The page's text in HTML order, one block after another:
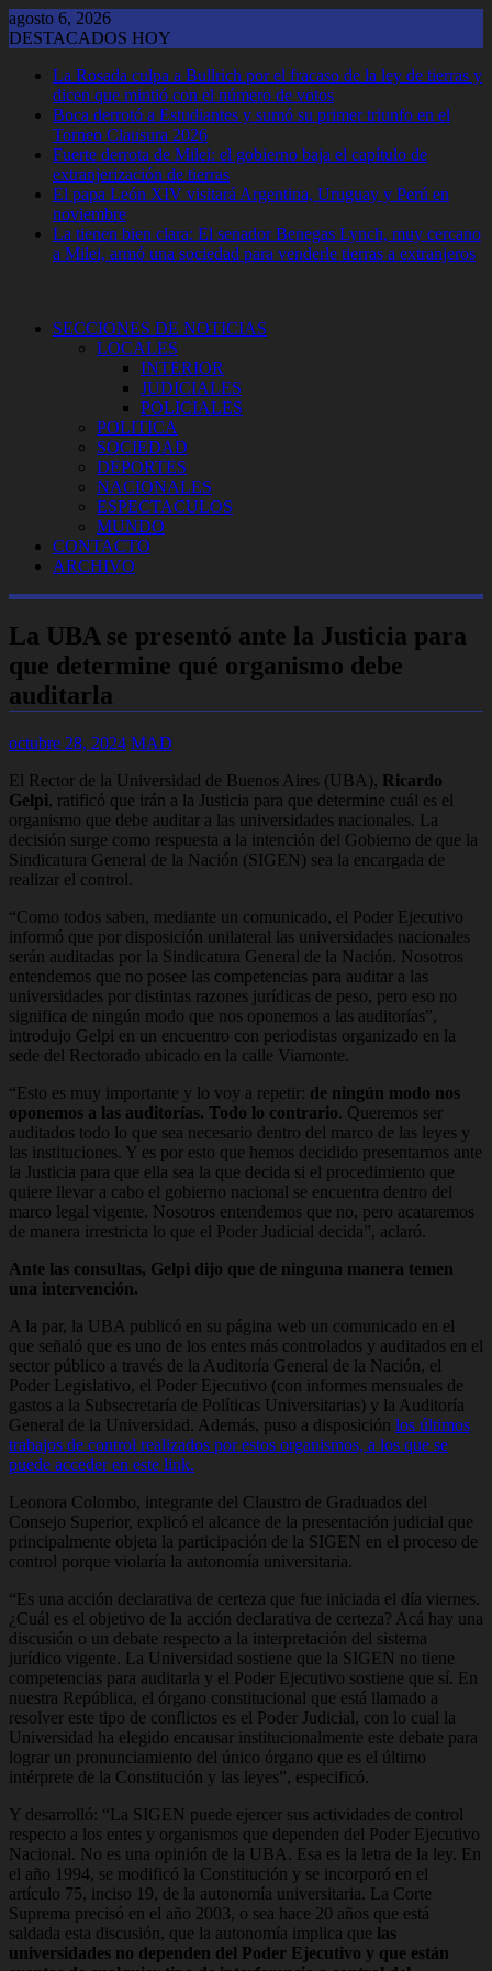
Saltar
al
agosto 6, 2026
DESTACADOS HOY
La Rosada culpa a Bullrich por el fracaso de la ley de tierras y
dicen que mintió con el número de votos
Boca derrotó a Estudiantes y sumó su primer triunfo en el
Torneo Clausura 2026
Fuerte derrota de Milei: el gobierno baja el capítulo de
extranjerización de tierras
El papa León XIV visitará Argentina, Uruguay y Perú en
noviembre
La tienen bien clara: El senador Benegas Lynch, muy cercano
a Milei, armó una sociedad para venderle tierras a extranjeros
SECCIONES DE NOTICIAS
LOCALES
INTERIOR
JUDICIALES
POLICIALES
POLITICA
SOCIEDAD
DEPORTES
NACIONALES
ESPECTACULOS
MUNDO
CONTACTO
ARCHIVO
La UBA se presentó ante la Justicia para
que determine qué organismo debe
auditarla
octubre 28, 2024 MAD
El Rector de la Universidad de Buenos Aires (UBA), Ricardo
Gelpi, ratificó que irán a la Justicia para que determine cuál es el
organismo que debe auditar a las universidades nacionales. La
decisión surge como respuesta a la intención del Gobierno de que la
Sindicatura General de la Nación (SIGEN) sea la encargada de
realizar el control.
“Como todos saben, mediante un comunicado, el Poder Ejecutivo
informó que por disposición unilateral las universidades nacionales
serán auditadas por la Sindicatura General de la Nación. Nosotros
entendemos que no posee las competencias para auditar a las
universidades por distintas razones jurídicas de peso, pero eso no
significa de ningún modo que nos oponemos a las auditorías”,
introdujo Gelpi en un encuentro con periodistas organizado en la
sede del Rectorado ubicado en la calle Viamonte.
“Esto es muy importante y lo voy a repetir: de ningún modo nos
oponemos a las auditorías. Todo lo contrario. Queremos ser
auditados todo lo que sea necesario dentro del marco de las leyes y
las instituciones. Y es por esto que hemos decidido presentarnos ante
la Justicia para que ella sea la que decida si el procedimiento que
quiere llevar a cabo el gobierno nacional se encuentra dentro del
marco legal vigente. Nosotros entendemos que no, pero acataremos
de manera irrestricta lo que el Poder Judicial decida”, aclaró.
Ante las consultas, Gelpi dijo que de ninguna manera temen
una intervención.
A la par, la UBA publicó en su página web un comunicado en el
que señaló que es uno de los entes más controlados y auditados en el
sector público a través de la Auditoría General de la Nación, el
Poder Legislativo, el Poder Ejecutivo (con informes mensuales de
gastos a la Subsecretaría de Políticas Universitarias) y la Auditoría
General de la Universidad. Además, puso a disposición los últimos
trabajos de control realizados por estos organismos, a los que se
puede acceder en este link.
Leonora Colombo, integrante del Claustro de Graduados del
Consejo Superior, explicó el alcance de la presentación judicial que
principalmente objeta la participación de la SIGEN en el proceso de
control porque violaría la autonomía universitaria.
“Es una acción declarativa de certeza que fue iniciada el día viernes.
¿Cuál es el objetivo de la acción declarativa de certeza? Acá hay una
discusión o un debate respecto a la interpretación del sistema
jurídico vigente. La Universidad sostiene que la SIGEN no tiene
competencias para auditarla y el Poder Ejecutivo sostiene que sí. En
nuestra República, el órgano constitucional que está llamado a
resolver este tipo de conflictos es el Poder Judicial, con lo cual la
Universidad ha elegido encausar institucionalmente este debate para
lograr un pronunciamiento del único órgano que es el último
intérprete de la Constitución y las leyes”, especificó.
Y desarrolló: “La SIGEN puede ejercer sus actividades de control
respecto a los entes y organismos que dependen del Poder Ejecutivo
Nacional. No es una opinión de la UBA. Esa es la letra de la ley. En
el año 1994, se modificó la Constitución y se incorporó en el
artículo 75, inciso 19, de la autonomía universitaria. La Corte
Suprema precisó en el año 2003, o sea hace 20 años que está
saldada esta discusión, que la autonomía implica que las
universidades no dependen del Poder Ejecutivo y que están